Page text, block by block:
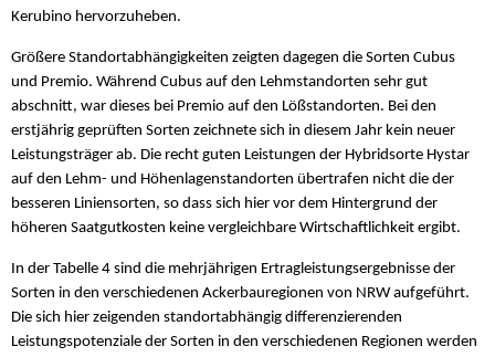
Kerubino hervorzuheben.
Größere Standortabhängigkeiten zeigten dagegen die Sorten Cubus
und Premio. Während Cubus auf den Lehmstandorten sehr gut
abschnitt, war dieses bei Premio auf den Lößstandorten. Bei den
erstjährig geprüften Sorten zeichnete sich in diesem Jahr kein neuer
Leistungsträger ab. Die recht guten Leistungen der Hybridsorte Hystar
auf den Lehm- und Höhenlagenstandorten übertrafen nicht die der
besseren Liniensorten, so dass sich hier vor dem Hintergrund der
höheren Saatgutkosten keine vergleichbare Wirtschaftlichkeit ergibt.
In der Tabelle 4 sind die mehrjährigen Ertragleistungsergebnisse der
Sorten in den verschiedenen Ackerbauregionen von NRW aufgeführt.
Die sich hier zeigenden standortabhängig differenzierenden
Leistungspotenziale der Sorten in den verschiedenen Regionen werden